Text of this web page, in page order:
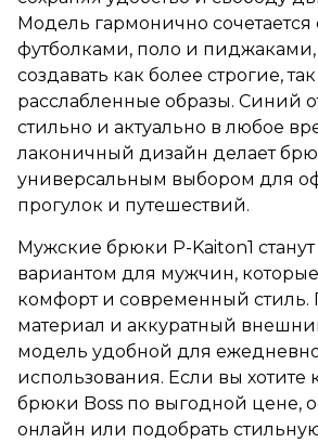
Модель гармонично
футболками, поло и пиджаками,
создавать как более строгие,
расслабленные образы. Синий
стильно и актуально в любое
лаконичный дизайн делает
универсальным выбором для
прогулок и путешествий.
Мужские брюки P-Kaiton1
вариантом для мужчин, которые
комфорт и современный стиль.
материал и аккуратный
модель удобной для
использования. Если вы хотите
брюки Boss по выгодной цене,
онлайн или подобрать